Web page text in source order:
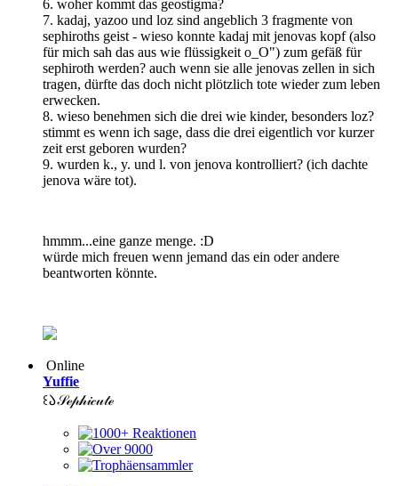
6. woher kommt das geostigma?
7. kadaj, yazoo und loz sind angeblich 3 fragmente von
sephiroths geist - wieso konnte kadaj mit jenovas kopf (also
für mich sah das aus wie flüssigkeit o_O") zum gefäß für
sephiroth werden? auch wenn sie alle jenovas zellen in sich
tragen, dürfte das doch nicht plötzlich tote wieder zum leben
erwecken.
8. wieso benehmen sich die drei wie kinder, besonders loz?
stimmt es wenn ich sage, dass die drei eigentlich vor kurzer
zeit erst geboren wurden?
9. wurden k., y. und l. von jenova kontrolliert? (ich dachte
jenova wäre tot).
hmmm...eine ganze menge. :D
würde mich freuen wenn jemand das ein oder andere
beantworten könnte.
Online
Yuffie
꒰𑁬𝒮ℯ𝓅𝒽𝒾𝒸𝓊𝓉ℯ